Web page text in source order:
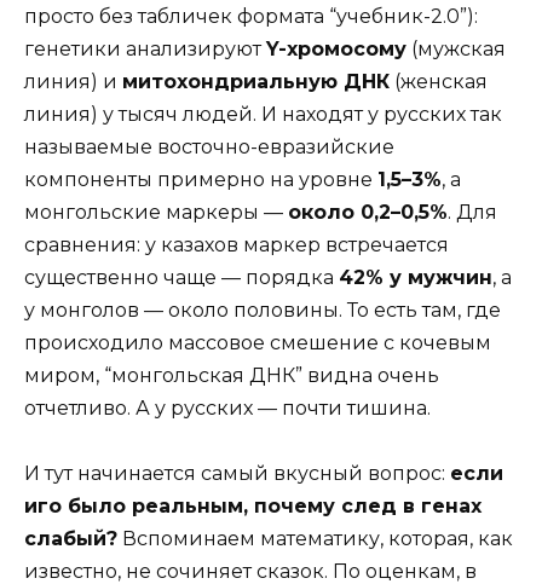
просто без табличек формата “учебник-2.0”):
генетики анализируютY-хромосому (мужская
линия) и митохондриальную ДНК (женская
линия) у тысяч людей. И находят у русских так
называемые восточно-евразийские
компоненты примерно на уровне 1,5–3%, а
монгольские маркеры — около 0,2–0,5%. Для
сравнения: у казахов маркер встречается
существенно чаще — порядка 42% у мужчин, а
у монголов — около половины. То есть там, где
происходило массовое смешение с кочевым
миром, “монгольская ДНК” видна очень
отчетливо. А у русских — почти тишина.
И тут начинается самый вкусный вопрос: если
иго было реальным, почему след в генах
слабый? Вспоминаем математику, которая, как
известно, не сочиняет сказок. По оценкам, в